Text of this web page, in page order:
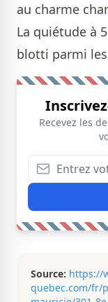
au charme
La quiétude à
blotti parmi
Recevez les
Source: https://
quebec.com/fr/